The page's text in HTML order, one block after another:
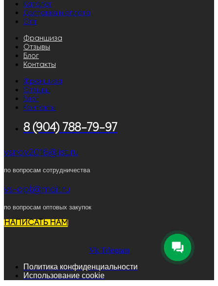
Каталог
Доставка и оплата
Опт
Франшиза
Отзывы
Блог
Контакты
Франшиза
Отзывы
Блог
Контакты
8 (904) 788-79-97
vsnov2016@list.ru
по вопросам сотрудничества
vs-opt@mail.ru
по вопросам оптовых закупок
НАПИСАТЬ НАМ
Vk Telegram
Политика конфиденциальности
Использование cookie